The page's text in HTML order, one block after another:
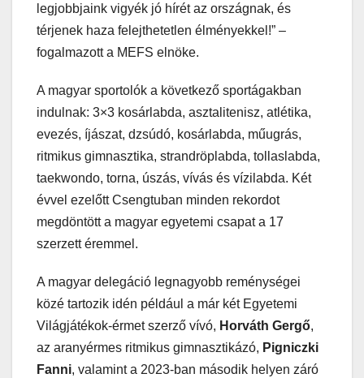
legjobbjaink vigyék jó hírét az országnak, és
térjenek haza felejthetetlen élményekkel!” –
fogalmazott a MEFS elnöke.
A magyar sportolók a következő sportágakban
indulnak: 3×3 kosárlabda, asztalitenisz, atlétika,
evezés, íjászat, dzsúdó, kosárlabda, műugrás,
ritmikus gimnasztika, strandröplabda, tollaslabda,
taekwondo, torna, úszás, vívás és vízilabda. Két
évvel ezelőtt Csengtuban minden rekordot
megdöntött a magyar egyetemi csapat a 17
szerzett éremmel.
A magyar delegáció legnagyobb reménységei
közé tartozik idén például a már két Egyetemi
Világjátékok-érmet szerző vívó, Horváth Gergő,
az aranyérmes ritmikus gimnasztikázó, Pigniczki
Fanni, valamint a 2023-ban második helyen záró